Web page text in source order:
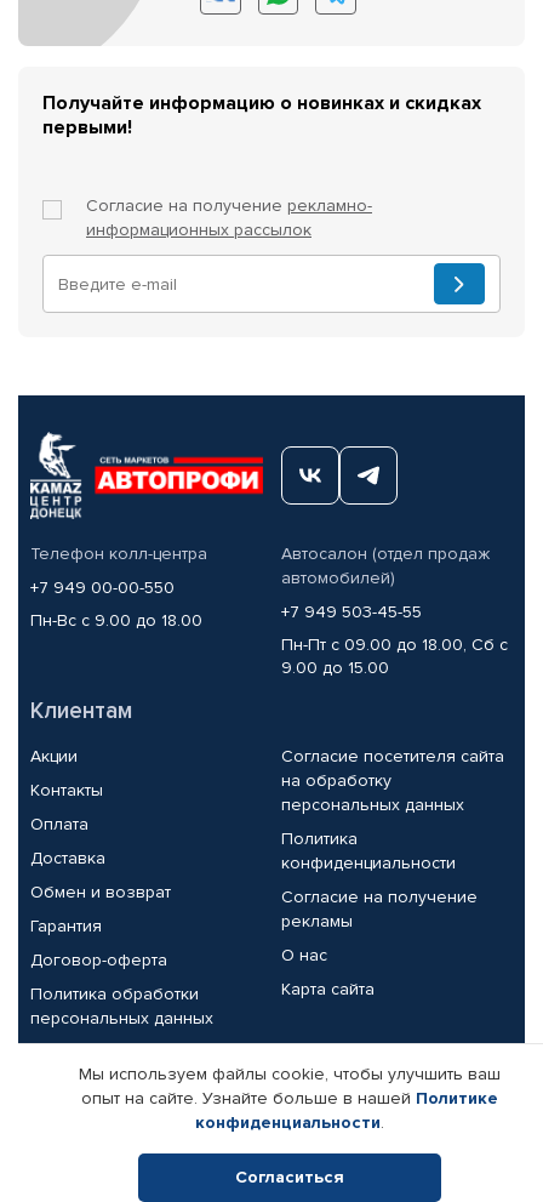
Получайте информацию о новинках и скидках
первыми!
Согласие на получение рекламно-
информационных рассылок
Телефон колл-центра
+7 949 00-00-550
Пн-Вс с 9.00 до 18.00
Автосалон (отдел продаж
автомобилей)
+7 949 503-45-55
Пн-Пт с 09.00 до 18.00, Сб с
9.00 до 15.00
Клиентам
Акции
Контакты
Оплата
Доставка
Обмен и возврат
Гарантия
Договор-оферта
Политика обработки
персональных данных
Согласие посетителя сайта
на обработку
персональных данных
Политика
конфиденциальности
Согласие на получение
рекламы
О нас
Карта сайта
Партнерам
Корпоративным клиентам
Поставщикам
Реквизиты компании
Мы используем файлы cookie, чтобы улучшить ваш
опыт на сайте. Узнайте больше в нашей Политике
конфиденциальности.
Согласиться